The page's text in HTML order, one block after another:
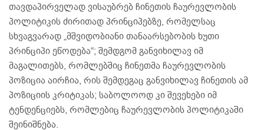
თავდაპირველად ვისაუბრებ ჩინეთის ჩაურევლობის
პოლიტიკის ძირითად პრინციპებზე, რომელსაც
სხვაგვარად „მშვიდობიანი თანაარსებობის ხუთი
პრინციპი ეწოდება“; შემდგომ განვიხილავ იმ
მაგალითებს, რომლებშიც ჩინეთმა ჩაურევლობის
პოზიცია აირჩია, რის შემდეგაც განვიხილავ ჩინეთის ამ
პოზიციის კრიტიკას; საბოლოოდ კი შევეხები იმ
ტენდენციებს, რომლებიც ჩაურევლობის პოლიტიკაში
შეინიშნება.